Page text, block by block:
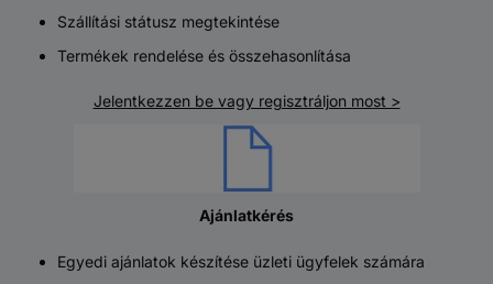
Szállítási státusz megtekintése
Termékek rendelése és összehasonlítása
Jelentkezzen be vagy regisztráljon most >
Ajánlatkérés
Egyedi ajánlatok készítése üzleti ügyfelek számára